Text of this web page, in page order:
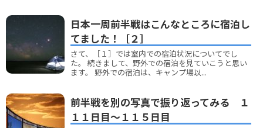
日本一周前半戦はこんなところに宿泊し
てました！［２］
さて、［１］では室内での宿泊状況についてでし
た。 続きまして、野外での宿泊を見ていこうと思い
ます。 野外での宿泊は、キャンプ場以...
前半戦を別の写真で振り返ってみる １
１１日目～１１５日目